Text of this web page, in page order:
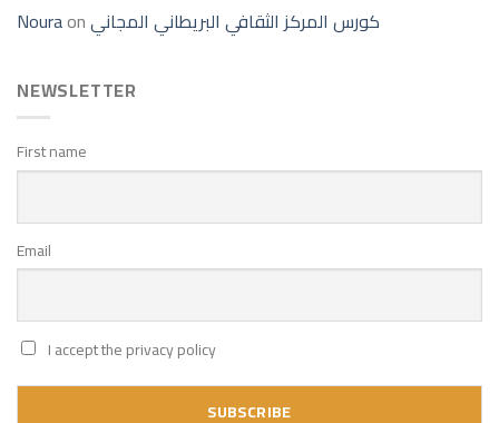
Nouraonكورس المركز الثقافي البريطاني المجاني
NEWSLETTER
First name
Email
I accept the privacy policy